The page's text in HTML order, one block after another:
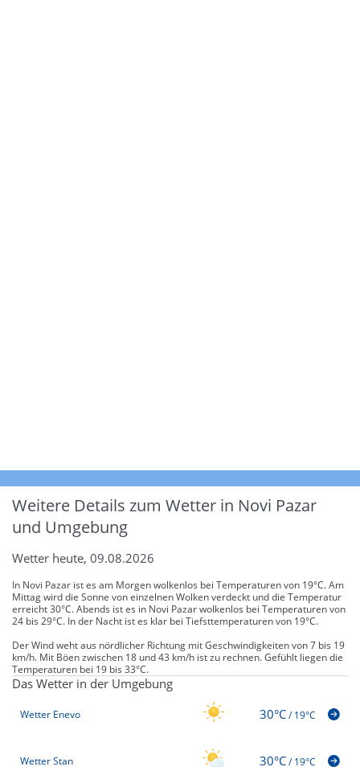
Weitere Details zum Wetter in Novi Pazar
und Umgebung
Wetter heute, 09.08.2026
In Novi Pazar ist es am Morgen wolkenlos bei Temperaturen von 19°C. Am
Mittag wird die Sonne von einzelnen Wolken verdeckt und die Temperatur
erreicht 30°C. Abends ist es in Novi Pazar wolkenlos bei Temperaturen von
24 bis 29°C. In der Nacht ist es klar bei Tiefsttemperaturen von 19°C.
Der Wind weht aus nördlicher Richtung mit Geschwindigkeiten von 7 bis 19
km/h. Mit Böen zwischen 18 und 43 km/h ist zu rechnen. Gefühlt liegen die
Temperaturen bei 19 bis 33°C.
Das Wetter in der Umgebung
Wetter Enevo 30°C/19°C
Wetter Stan 30°C/19°C